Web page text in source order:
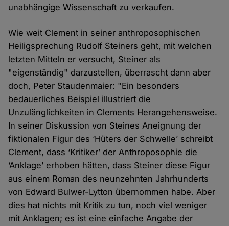
unabhängige Wissenschaft zu verkaufen.
Wie weit Clement in seiner anthroposophischen
Heiligsprechung Rudolf Steiners geht, mit welchen
letzten Mitteln er versucht, Steiner als
"eigenständig" darzustellen, überrascht dann aber
doch, Peter Staudenmaier: "Ein besonders
bedauerliches Beispiel illustriert die
Unzulänglichkeiten in Clements Herangehensweise.
In seiner Diskussion von Steines Aneignung der
fiktionalen Figur des ‘Hüters der Schwelle’ schreibt
Clement, dass ‘Kritiker’ der Anthroposophie die
‘Anklage’ erhoben hätten, dass Steiner diese Figur
aus einem Roman des neunzehnten Jahrhunderts
von Edward Bulwer-Lytton übernommen habe. Aber
dies hat nichts mit Kritik zu tun, noch viel weniger
mit Anklagen; es ist eine einfache Angabe der